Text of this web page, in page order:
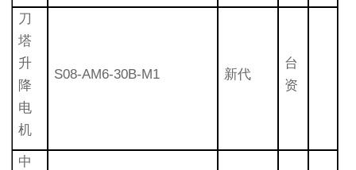
刀
塔
升
降
电
机
S08-AM6-30B-M1 新代
台
资
中